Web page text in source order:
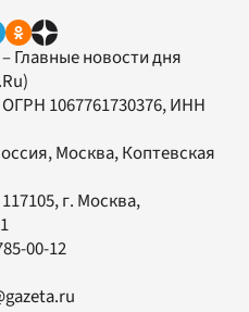
Главные новости дня
ОГРН 1067761730376, ИНН
Москва, Коптевская
117105, г. Москва,
00-12